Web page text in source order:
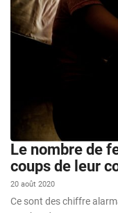
Le nombre de
coups de leur
20 août 2020
Ce sont des chiffre